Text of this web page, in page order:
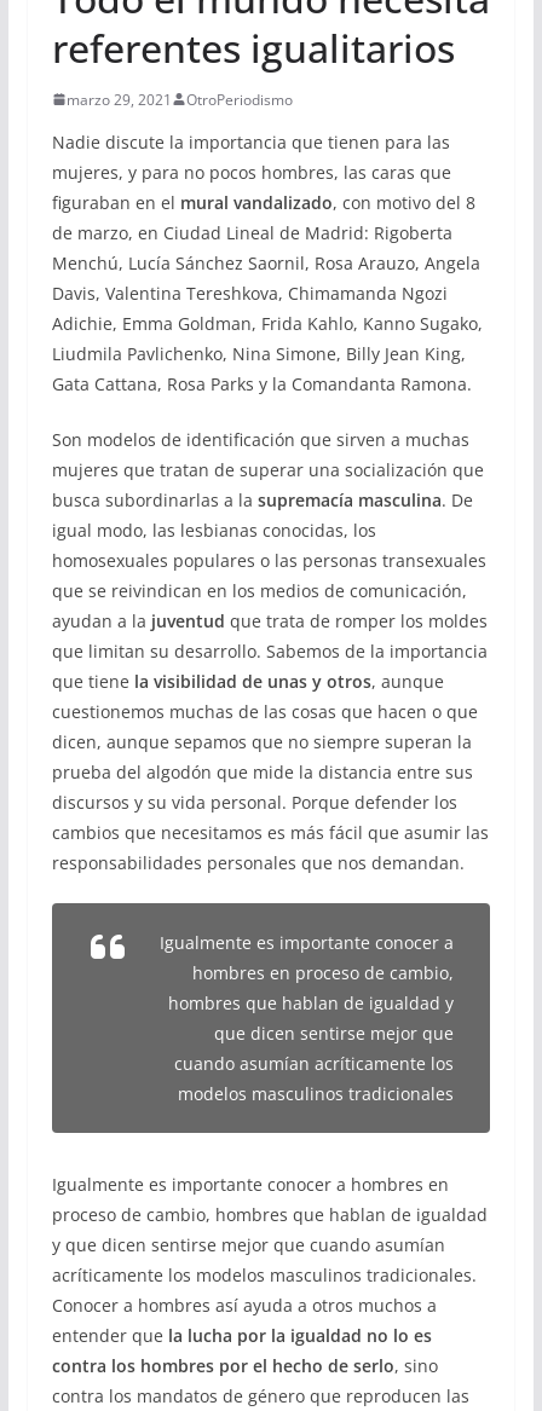
referentes igualitarios
marzo 29, 2021 OtroPeriodismo
Nadie discute la importancia que tienen para las
mujeres, y para no pocos hombres, las caras que
figuraban en el mural vandalizado, con motivo del 8
de marzo, en Ciudad Lineal de Madrid: Rigoberta
Menchú, Lucía Sánchez Saornil, Rosa Arauzo, Angela
Davis, Valentina Tereshkova, Chimamanda Ngozi
Adichie, Emma Goldman, Frida Kahlo, Kanno Sugako,
Liudmila Pavlichenko, Nina Simone, Billy Jean King,
Gata Cattana, Rosa Parks y la Comandanta Ramona.
Son modelos de identificación que sirven a muchas
mujeres que tratan de superar una socialización que
busca subordinarlas a la supremacía masculina. De
igual modo, las lesbianas conocidas, los
homosexuales populares o las personas transexuales
que se reivindican en los medios de comunicación,
ayudan a la juventud que trata de romper los moldes
que limitan su desarrollo. Sabemos de la importancia
que tiene la visibilidad de unas y otros, aunque
cuestionemos muchas de las cosas que hacen o que
dicen, aunque sepamos que no siempre superan la
prueba del algodón que mide la distancia entre sus
discursos y su vida personal. Porque defender los
cambios que necesitamos es más fácil que asumir las
responsabilidades personales que nos demandan.
Igualmente es importante conocer a
hombres en proceso de cambio,
hombres que hablan de igualdad y
que dicen sentirse mejor que
cuando asumían acríticamente los
modelos masculinos tradicionales
Igualmente es importante conocer a hombres en
proceso de cambio, hombres que hablan de igualdad
y que dicen sentirse mejor que cuando asumían
acríticamente los modelos masculinos tradicionales.
Conocer a hombres así ayuda a otros muchos a
entender que la lucha por la igualdad no lo es
contra los hombres por el hecho de serlo, sino
contra los mandatos de género que reproducen las